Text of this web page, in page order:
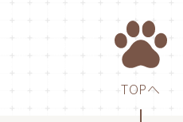
TOPへ